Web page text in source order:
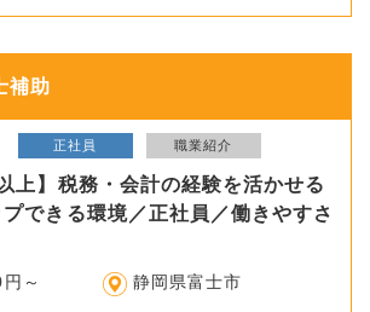
補助
正社員 職業紹介
上】税務・会計の経験を活かせる
できる環境／正社員／働きやすさ
～
静岡県富士市